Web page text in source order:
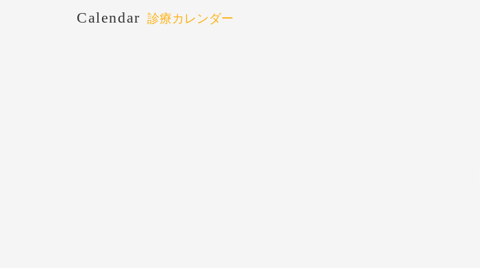
Calendar 診療カレンダー